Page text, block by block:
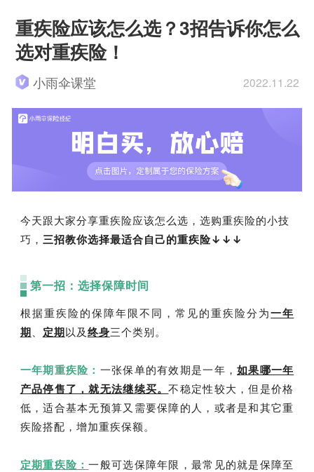
重疾险应该怎么选？3招告诉你怎么
选对重疾险！
小雨伞课堂 2022.11.22
今天跟大家分享重疾险应该怎么选，选购重疾险的小技
巧， 三招教你选择最适合自己的重疾险↓↓↓
第一招：选择保障时间
根据重疾险的保障年限不同，常见的重疾险分为一年
期
定期以及 终身三个类别。
一年期重疾险： 一张保单的有效期是一年，如果哪一年
产品停售了，就无法继续买。不稳定性较大，但是价格
低，适合基本无预算又需要保障的人，或者是和其它重
疾险搭配，增加重疾保额。
定期重疾险：一般可选保障年限，最常见的就是保障至